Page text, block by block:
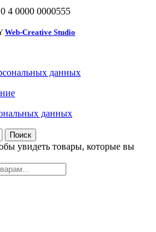
4 0000 0000555
Web-Creative Studio
данных
данных
Поиск
увидеть товары, которые вы